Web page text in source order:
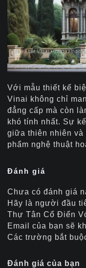
Với mẫu thiết kế
Vinai không chỉ
đẳng cấp mà còn
khó tính nhất. Sự
giữa thiên nhiên và
phẩm nghệ thuật
Đánh giá
Chưa có đánh giá
Hãy là người đầu
Thự Tân Cổ Điển
Email của bạn sẽ
Các trường bắt
Đánh giá của bạn